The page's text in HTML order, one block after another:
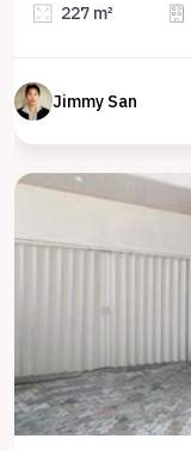
227 m²
Jimmy San